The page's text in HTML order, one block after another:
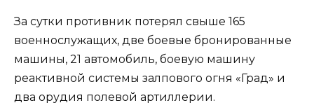
За сутки противник потерял свыше 165
военнослужащих, две боевые бронированные
машины, 21 автомобиль, боевую машину
реактивной системы залпового огня «Град» и
два орудия полевой артиллерии.